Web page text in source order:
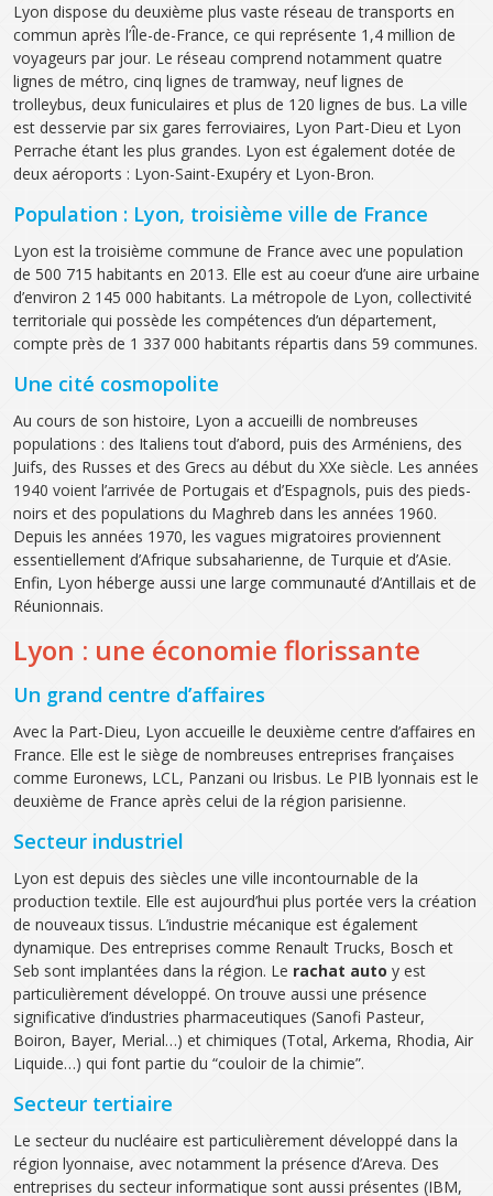
Lyon dispose du deuxième plus vaste réseau de transports en
commun après l’Île-de-France, ce qui représente 1,4 million de
voyageurs par jour. Le réseau comprend notamment quatre
lignes de métro, cinq lignes de tramway, neuf lignes de
trolleybus, deux funiculaires et plus de 120 lignes de bus. La ville
est desservie par six gares ferroviaires, Lyon Part-Dieu et Lyon
Perrache étant les plus grandes. Lyon est également dotée de
deux aéroports : Lyon-Saint-Exupéry et Lyon-Bron.
Population : Lyon, troisième ville de France
Lyon est la troisième commune de France avec une population
de 500 715 habitants en 2013. Elle est au coeur d’une aire urbaine
d’environ 2 145 000 habitants. La métropole de Lyon, collectivité
territoriale qui possède les compétences d’un département,
compte près de 1 337 000 habitants répartis dans 59 communes.
Une cité cosmopolite
Au cours de son histoire, Lyon a accueilli de nombreuses
populations : des Italiens tout d’abord, puis des Arméniens, des
Juifs, des Russes et des Grecs au début du XXe siècle. Les années
1940 voient l’arrivée de Portugais et d’Espagnols, puis des pieds-
noirs et des populations du Maghreb dans les années 1960.
Depuis les années 1970, les vagues migratoires proviennent
essentiellement d’Afrique subsaharienne, de Turquie et d’Asie.
Enfin, Lyon héberge aussi une large communauté d’Antillais et de
Réunionnais.
Lyon : une économie florissante
Un grand centre d’affaires
Avec la Part-Dieu, Lyon accueille le deuxième centre d’affaires en
France. Elle est le siège de nombreuses entreprises françaises
comme Euronews, LCL, Panzani ou Irisbus. Le PIB lyonnais est le
deuxième de France après celui de la région parisienne.
Secteur industriel
Lyon est depuis des siècles une ville incontournable de la
production textile. Elle est aujourd’hui plus portée vers la création
de nouveaux tissus. L’industrie mécanique est également
dynamique. Des entreprises comme Renault Trucks, Bosch et
Seb sont implantées dans la région. Le rachat auto y est
particulièrement développé. On trouve aussi une présence
significative d’industries pharmaceutiques (Sanofi Pasteur,
Boiron, Bayer, Merial…) et chimiques (Total, Arkema, Rhodia, Air
Liquide…) qui font partie du “couloir de la chimie”.
Secteur tertiaire
Le secteur du nucléaire est particulièrement développé dans la
région lyonnaise, avec notamment la présence d’Areva. Des
entreprises du secteur informatique sont aussi présentes (IBM,